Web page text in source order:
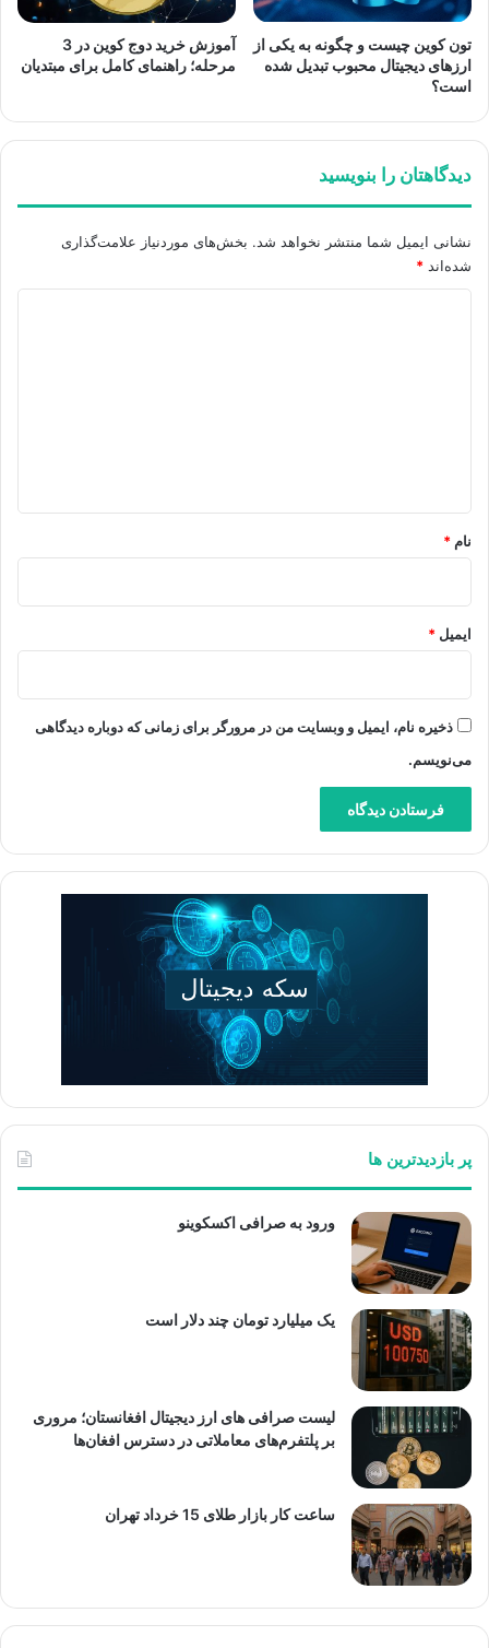
تون کوین چیست و چگونه به یکی از
ارزهای دیجیتال محبوب تبدیل شده
است؟
آموزش خرید دوج کوین در 3
مرحله؛ راهنمای کامل برای مبتدیان
دیدگاهتان را بنویسید
نشانی ایمیل شما منتشر نخواهد شد. بخش‌های موردنیاز علامت‌گذاری
شده‌اند *
نام *
ایمیل *
ذخیره نام، ایمیل و وبسایت من در مرورگر برای زمانی که دوباره دیدگاهی
می‌نویسم.
پر بازدیدترین ها
ورود به صرافی اکسکوینو
یک میلیارد تومان چند دلار است
لیست صرافی های ارز دیجیتال افغانستان؛ مروری
بر پلتفرم‌های معاملاتی در دسترس افغان‌ها
ساعت کار بازار طلای 15 خرداد تهران